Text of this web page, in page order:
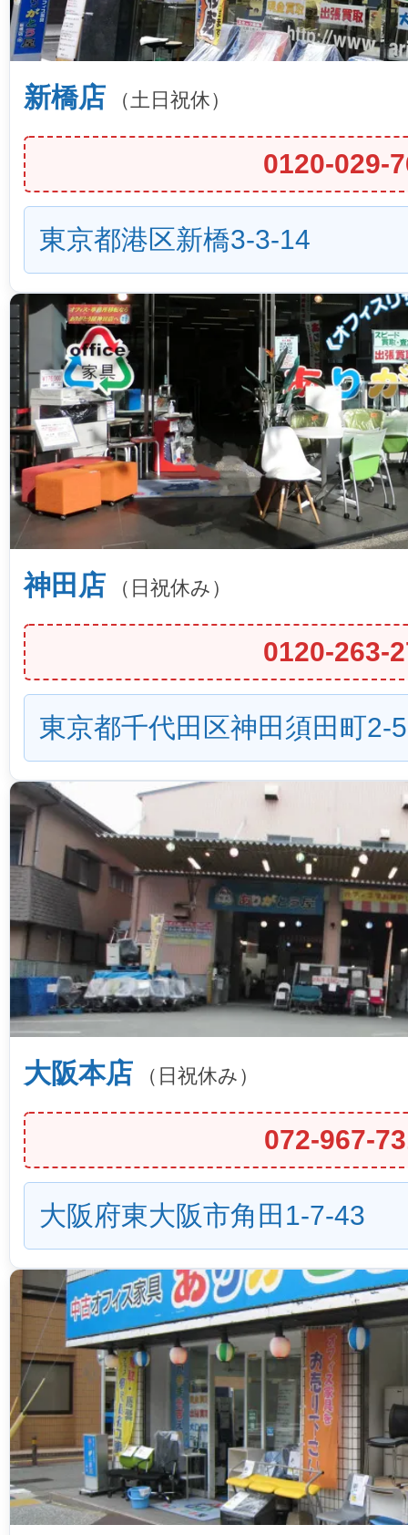
新橋店 （土日祝休）
0120-029-
東京都港区新橋3-3-14
神田店 （日祝休み）
0120-263-
東京都千代田区神田須田町2-
大阪本店 （日祝休み）
072-967-
大阪府東大阪市角田1-7-43